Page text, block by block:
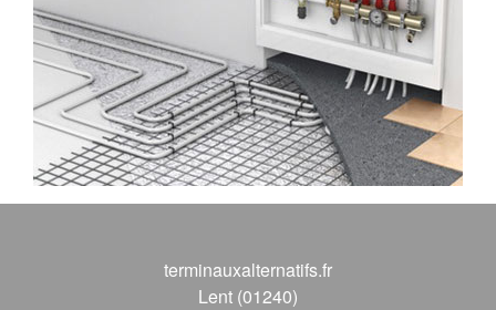
terminauxalternatifs.fr
Lent (01240)